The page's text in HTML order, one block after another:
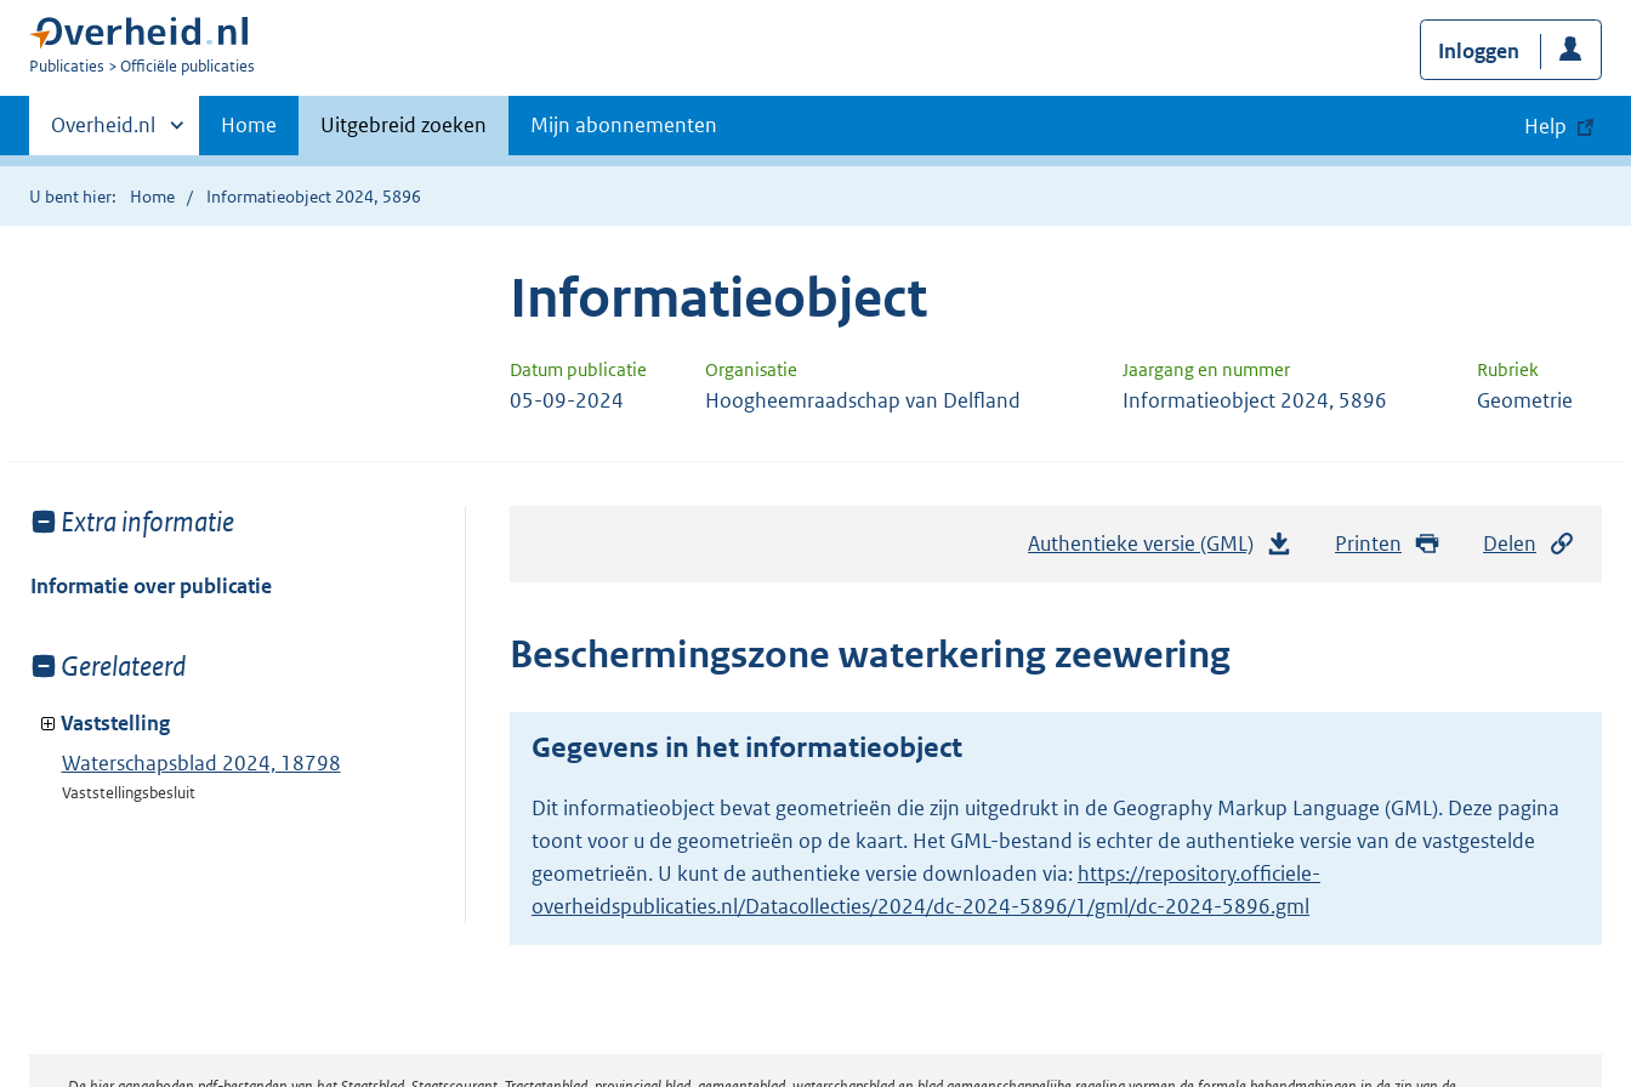
U
Publicaties Officiële publicaties
Inloggen
Primaire
navigatie
Andere
sites
binnen
Overheid.nl Home Uitgebreid zoeken Mijn abonnementen Help
U bent hier: Home Informatieobject 2024, 5896
Informatieobject
Datum publicatie Organisatie Jaargang en nummer Rubriek
05-09-2024 Hoogheemraadschap van Delfland Informatieobject 2024, 5896 Geometrie
Toon
van:
Extra informatie
Informatie over publicatie
Toon
van:
Gerelateerd
Vaststelling
Waterschapsblad 2024, 18798
Vaststellingsbesluit
Authentieke versie (GML)
n
g
r
o
o
Printen Delen
Beschermingszone waterkering zeewering
Gegevens in het informatieobject
Dit informatieobject bevat geometrieën die zijn uitgedrukt in de Geography Markup Language (GML). Deze pagina
toont voor u de geometrieën op de kaart. Het GML-bestand is echter de authentieke versie van de vastgestelde
geometrieën. U kunt de authentieke versie downloaden via: https://repository.officiele-
overheidspublicaties.nl/Datacollecties/2024/dc-2024-5896/1/gml/dc-2024-5896.gml